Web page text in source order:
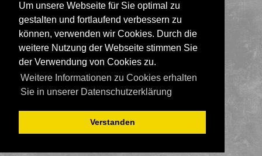
Um unsere Webseite für Sie optimal zu
gestalten und fortlaufend verbessern zu
können, verwenden wir Cookies. Durch die
weitere Nutzung der Webseite stimmen Sie
der Verwendung von Cookies zu.
Weitere Informationen zu Cookies erhalten
Sie in unserer Datenschutzerklärung
Verstanden